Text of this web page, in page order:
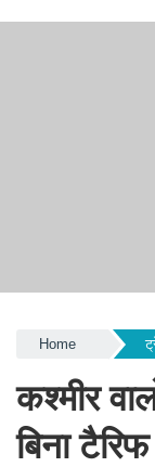
Home
कश्मीर
बिना